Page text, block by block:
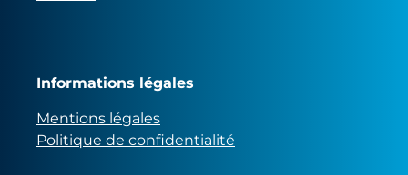
Informations légales
Mentions légales
Politique de confidentialité